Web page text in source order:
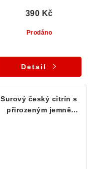
Prodáno
390 Kč
Detail
Surový český citrín s
přirozeným jemně